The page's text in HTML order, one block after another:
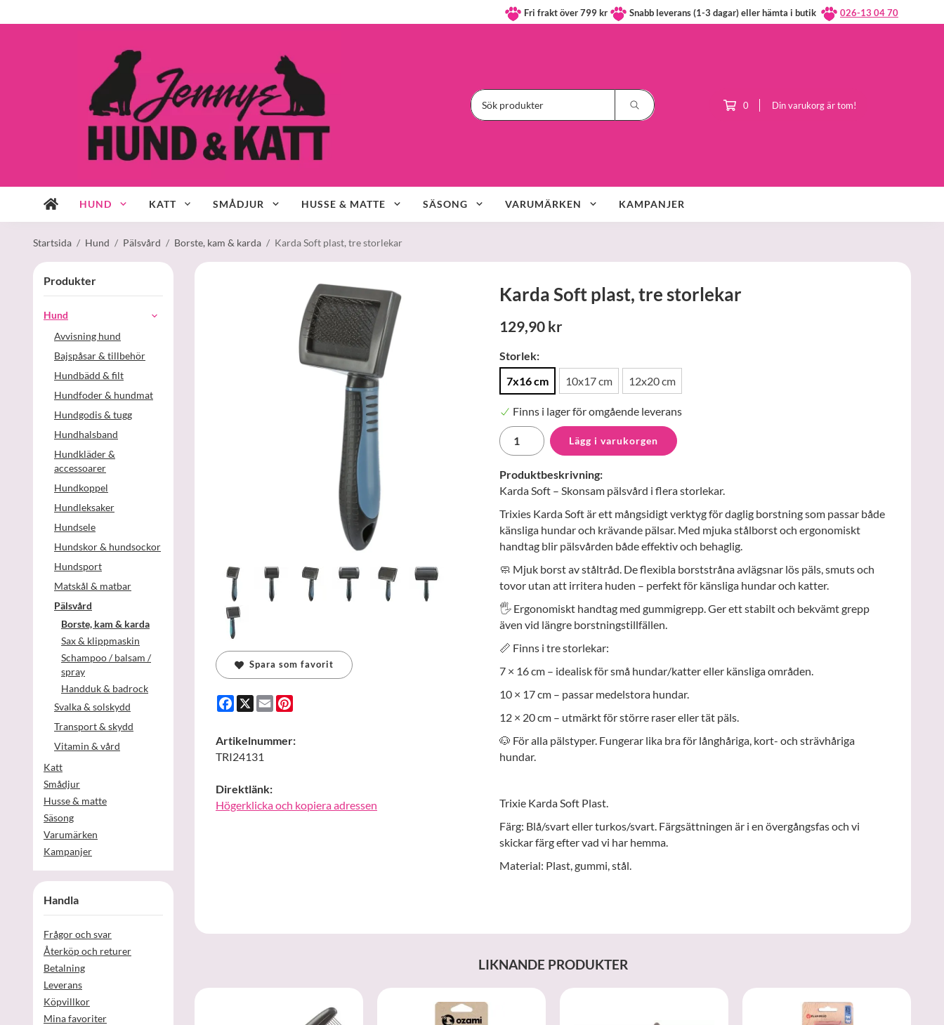
Fri frakt över 799 kr Snabb leverans (1-3 dagar) eller hämta i butik 026-13 04 70
0 Din varukorg är tom!
HUND KATT SMÅDJUR HUSSE & MATTE SÄSONG VARUMÄRKEN KAMPANJER
Startsida / Hund / Pälsvård / Borste, kam & karda / Karda Soft plast, tre storlekar
Produkter
Hund
Avvisning hund
Bajspåsar & tillbehör
Hundbädd & filt
Hundfoder & hundmat
Hundgodis & tugg
Hundhalsband
Hundkläder &
accessoarer
Hundkoppel
Hundleksaker
Hundsele
Hundskor & hundsockor
Hundsport
Matskål & matbar
Pälsvård
Borste, kam & karda
Sax & klippmaskin
Schampoo / balsam /
spray
Handduk & badrock
Svalka & solskydd
Transport & skydd
Vitamin & vård
Katt
Smådjur
Husse & matte
Säsong
Varumärken
Kampanjer
Handla
Frågor och svar
Återköp och returer
Betalning
Leverans
Köpvillkor
Mina favoriter
Karda Soft plast, tre storlekar
129,90 kr
Storlek:
7x16 cm
10x17 cm 12x20 cm
Finns i lager för omgående leverans
Lägg i varukorgen
Produktbeskrivning:
Karda Soft – Skonsam pälsvård i flera storlekar.
Trixies Karda Soft är ett mångsidigt verktyg för daglig borstning som passar både
känsliga hundar och krävande pälsar. Med mjuka stålborst och ergonomiskt
handtag blir pälsvården både effektiv och behaglig.
🧼 Mjuk borst av ståltråd. De flexibla borststråna avlägsnar lös päls, smuts och
tovor utan att irritera huden – perfekt för känsliga hundar och katter.
🖐️ Ergonomiskt handtag med gummigrepp. Ger ett stabilt och bekvämt grepp
även vid längre borstningstillfällen.
📏 Finns i tre storlekar:
7 × 16 cm – idealisk för små hundar/katter eller känsliga områden.
10 × 17 cm – passar medelstora hundar.
12 × 20 cm – utmärkt för större raser eller tät päls.
🐶 För alla pälstyper. Fungerar lika bra för långhåriga, kort- och strävhåriga
hundar.
Trixie Karda Soft Plast.
Färg: Blå/svart eller turkos/svart. Färgsättningen är i en övergångsfas och vi
skickar färg efter vad vi har hemma.
Material: Plast, gummi, stål.
Spara som favorit
Facebook
X Email
Artikelnummer:
TRI24131
Direktlänk:
Högerklicka och kopiera adressen
LIKNANDE PRODUKTER